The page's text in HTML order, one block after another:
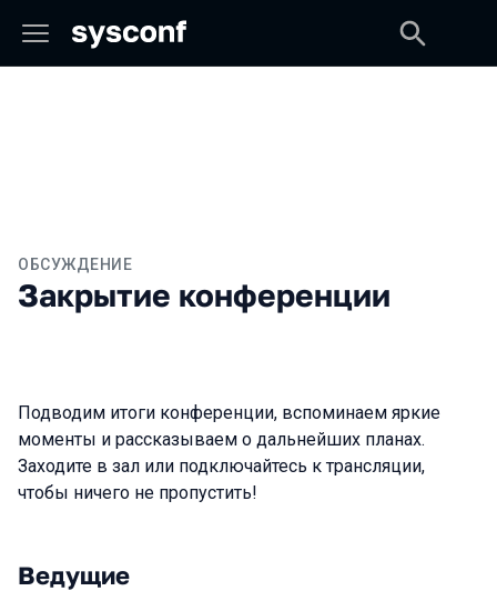
ОБСУЖДЕНИЕ
Закрытие конференции
Подводим итоги конференции, вспоминаем яркие
моменты и рассказываем о дальнейших планах.
Заходите в зал или подключайтесь к трансляции,
чтобы ничего не пропустить!
Ведущие